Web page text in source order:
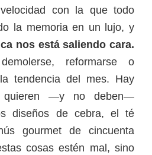
con la que todo
la memoria en un lujo, y
nos está saliendo cara.
reformarse o
tendencia del mes. Hay
quieren —y no deben—
diseños de cebra, el té
gourmet de cincuenta
cosas estén mal, sino